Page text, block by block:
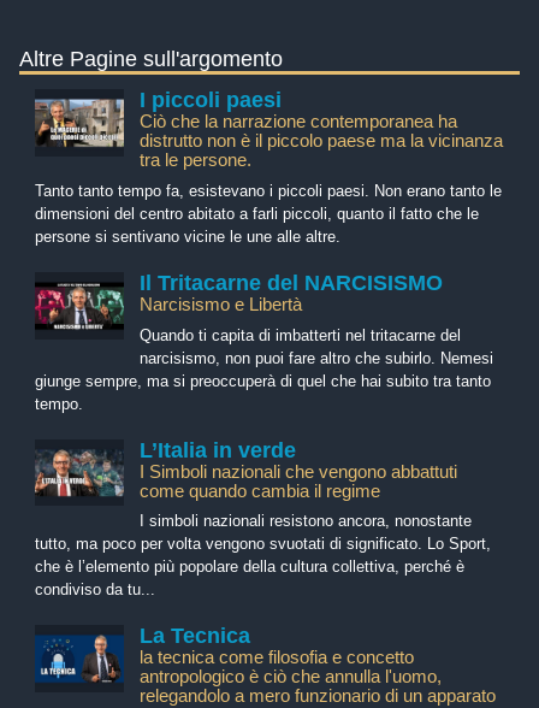
Altre Pagine sull'argomento
I piccoli paesi
Ciò che la narrazione contemporanea ha
distrutto non è il piccolo paese ma la vicinanza
tra le persone.
Tanto tanto tempo fa, esistevano i piccoli paesi. Non erano tanto le
dimensioni del centro abitato a farli piccoli, quanto il fatto che le
persone si sentivano vicine le une alle altre.
Il Tritacarne del NARCISISMO
Narcisismo e Libertà
Quando ti capita di imbatterti nel tritacarne del
narcisismo, non puoi fare altro che subirlo. Nemesi
giunge sempre, ma si preoccuperà di quel che hai subito tra tanto
tempo.
L’Italia in verde
I Simboli nazionali che vengono abbattuti
come quando cambia il regime
I simboli nazionali resistono ancora, nonostante
tutto, ma poco per volta vengono svuotati di significato. Lo Sport,
che è l’elemento più popolare della cultura collettiva, perché è
condiviso da tu...
La Tecnica
la tecnica come filosofia e concetto
antropologico è ciò che annulla l'uomo,
relegandolo a mero funzionario di un apparato